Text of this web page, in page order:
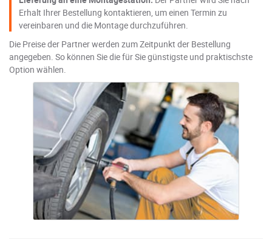
Erhalt Ihrer Bestellung kontaktieren, um einen Termin zu
vereinbaren und die Montage durchzuführen.
Die Preise der Partner werden zum Zeitpunkt der Bestellung
angegeben. So können Sie die für Sie günstigste und praktischste
Option wählen.